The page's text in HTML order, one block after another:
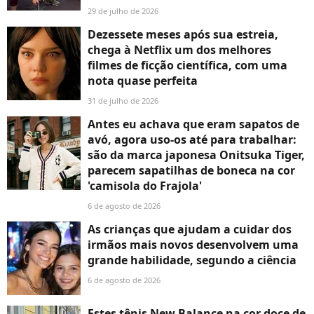
29 de julho de 2026
Dezessete meses após sua estreia,
chega à Netflix um dos melhores
filmes de ficção científica, com uma
nota quase perfeita
31 de julho de 2026
Antes eu achava que eram sapatos de
avó, agora uso-os até para trabalhar:
são da marca japonesa Onitsuka Tiger,
parecem sapatilhas de boneca na cor
'camisola do Frajola'
6 de agosto de 2026
As crianças que ajudam a cuidar dos
irmãos mais novos desenvolvem uma
grande habilidade, segundo a ciência
6 de agosto de 2026